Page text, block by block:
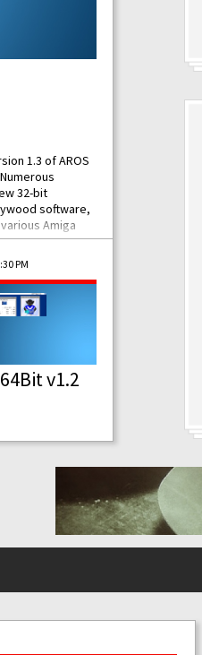
1.3 of AROS
32-bit
software,
Amiga
PM
v1.2